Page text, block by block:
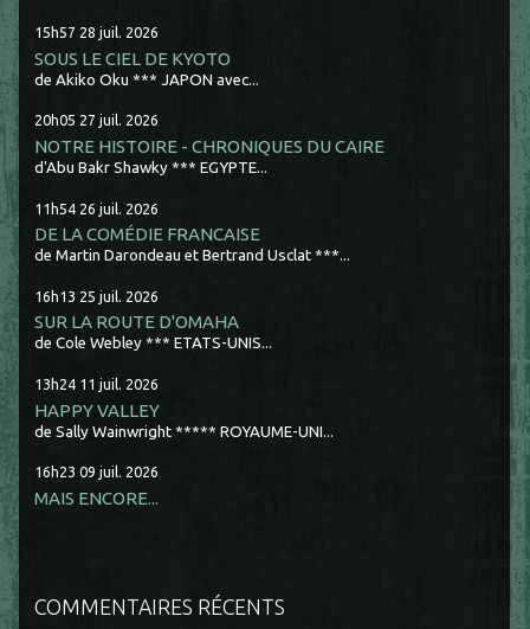
15h57 28 juil. 2026
SOUS LE CIEL DE KYOTO
de Akiko Oku *** JAPON avec...
20h05 27 juil. 2026
NOTRE HISTOIRE - CHRONIQUES DU CAIRE
d'Abu Bakr Shawky *** EGYPTE...
11h54 26 juil. 2026
DE LA COMÉDIE FRANCAISE
de Martin Darondeau et Bertrand Usclat ***...
16h13 25 juil. 2026
SUR LA ROUTE D'OMAHA
de Cole Webley *** ETATS-UNIS...
13h24 11 juil. 2026
HAPPY VALLEY
de Sally Wainwright ***** ROYAUME-UNI...
16h23 09 juil. 2026
MAIS ENCORE...
COMMENTAIRES RÉCENTS